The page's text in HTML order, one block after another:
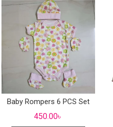
Baby Rompers 6 PCS Set
450.00৳